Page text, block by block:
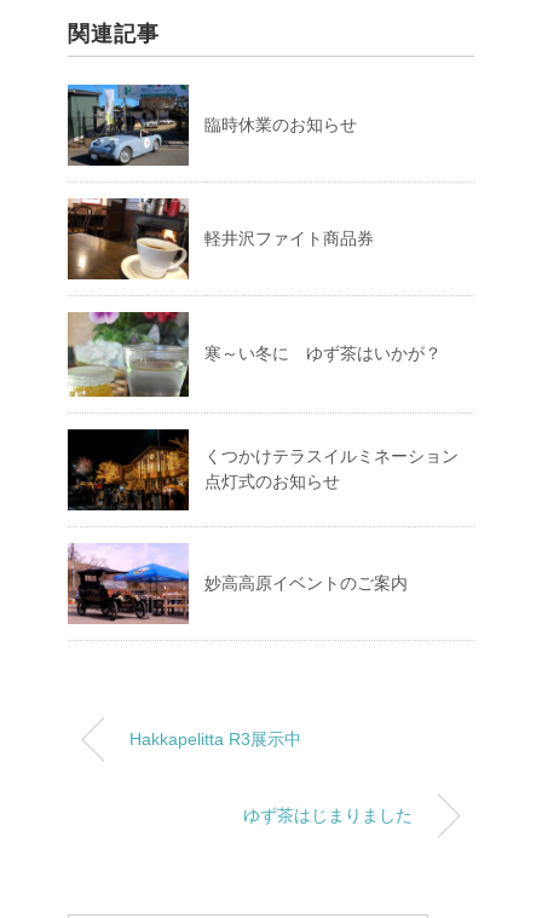
関連記事
臨時休業のお知らせ
軽井沢ファイト商品券
寒～い冬に ゆず茶はいかが？
くつかけテラスイルミネーション
点灯式のお知らせ
妙高高原イベントのご案内
Hakkapelitta R3展示中
ゆず茶はじまりました